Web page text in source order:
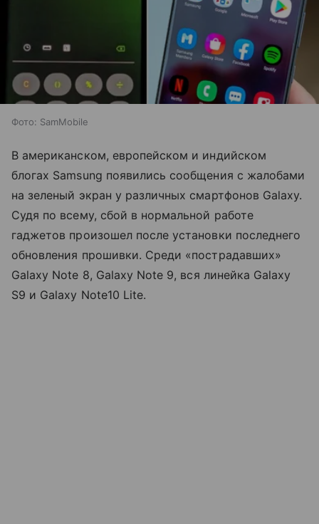
Фото: SamMobile
В американском, европейском и индийском
блогах Samsung появились сообщения с жалобами
на зеленый экран у различных смартфонов Galaxy.
Судя по всему, сбой в нормальной работе
гаджетов произошел после установки последнего
обновления прошивки. Среди «пострадавших»
Galaxy Note 8, Galaxy Note 9, вся линейка Galaxy
S9 и Galaxy Note10 Lite.